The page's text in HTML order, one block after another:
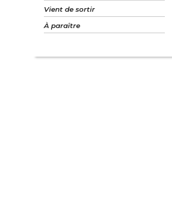
Vient de sortir
À paraître